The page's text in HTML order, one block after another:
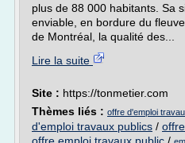
plus de 88 000 habitants. Sa
enviable, en bordure du
de Montréal, la qualité des...
Lire la suite
Site : https://tonmetier.com
Thèmes liés : offre d'emploi
d'emploi travaux publics /